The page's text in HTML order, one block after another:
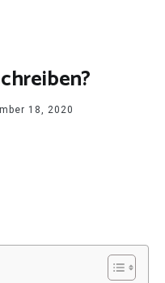
18, 2020